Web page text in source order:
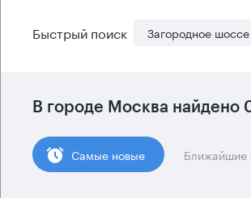
Быстрый поиск Загородное шоссе
В городе Москва найдено
Cамые новые Ближайшие